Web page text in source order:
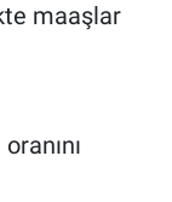
maaşlar